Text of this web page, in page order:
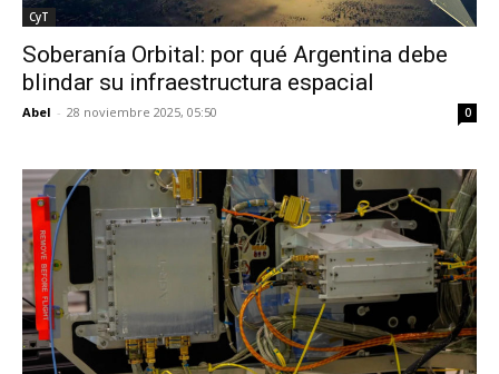
CyT
Soberanía Orbital: por qué Argentina debe
blindar su infraestructura espacial
Abel - 28 noviembre 2025, 05:50 0